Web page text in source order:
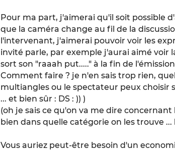
Pour ma part, j'aimerai qu'il soit possible
que la caméra change au fil de la
l'intervenant, j'aimerai pouvoir voir les
invité parle, par exemple j'aurai aimé voir
sort son "raaah put....." à la fin de
Comment faire ? je n'en sais trop rien,
multiangles ou le spectateur peux choisir
... et bien sûr : DS : )) )
(oh je sais ce qu'on va me dire concernant
bien dans quelle catégorie on les trouve
Vous auriez peut-être besoin d'un